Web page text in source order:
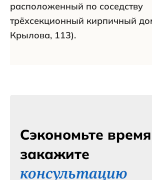
расположенный по соседству
трёхсекционный кирпичный
Крылова, 113).
Сэкономьте
закажите
консультацию